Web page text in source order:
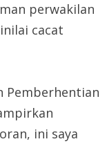
perwakilan
cacat
Pemberhentian
ini saya